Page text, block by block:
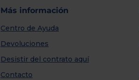
Más información
Centro de Ayuda
Devoluciones
Desistir del contrato aquí
Contacto